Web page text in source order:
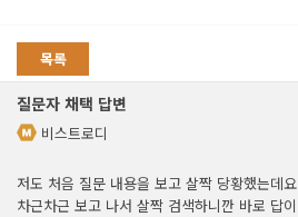
목록
질문자 채택 답변
비스트로디
저도 처음 질문 내용을 보고 살짝 당황했는데
차근차근 보고 나서 살짝 검색하니깐 바로 답